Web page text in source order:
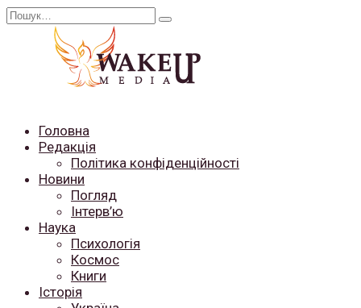
Перейти
Search
Головна
Редакція
Політика конфіденційності
Новини
Погляд
Інтерв’ю
Наука
Психологія
Космос
Книги
Історія